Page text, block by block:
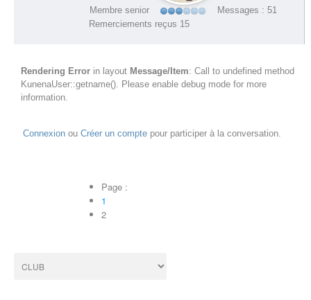
Membre senior
Messages : 51
Remerciements reçus 15
Rendering Error in layout Message/Item: Call to undefined method
KunenaUser::getname(). Please enable debug mode for more
information.
Connexion ou Créer un compte pour participer à la conversation.
Page :
1
2